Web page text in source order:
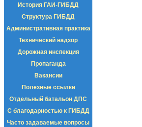
История ГАИ-ГИБДД
Структура ГИБДД
Административная практика
Технический надзор
Дорожная инспекция
Пропаганда
Вакансии
Полезные ссылки
Отдельный батальон ДПС
С благодарностью к ГИБДД
Часто задаваемые вопросы